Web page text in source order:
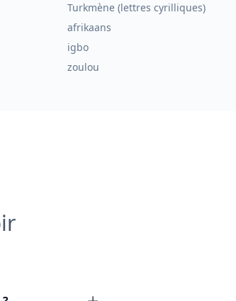
Turkmène (lettres cyrilliques)
afrikaans
igbo
zoulou